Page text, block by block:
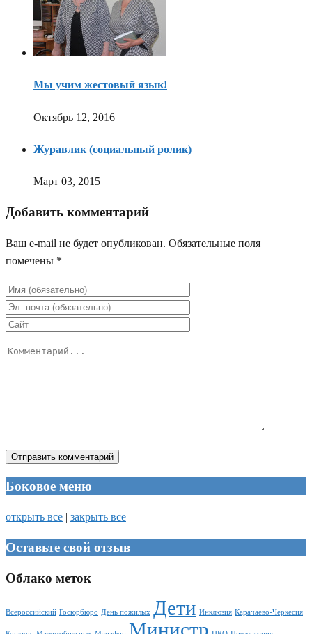
Мы учим жестовый язык!
Октябрь 12, 2016
Журавлик (социальный ролик)
Март 03, 2015
Добавить комментарий
Ваш e-mail не будет опубликован. Обязательные поля
помечены *
Боковое меню
открыть все | закрыть все
Оставьте свой отзыв
Облако меток
Всероссийский Госюрбюро День пожилых Дети Инклюзия Карачаево-Черкесия
Министр